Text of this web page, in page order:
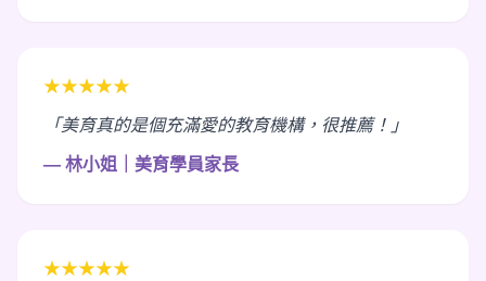
★★★★★
「美育真的是個充滿愛的教育機構，很推薦！」
— 林小姐｜美育學員家長
★★★★★